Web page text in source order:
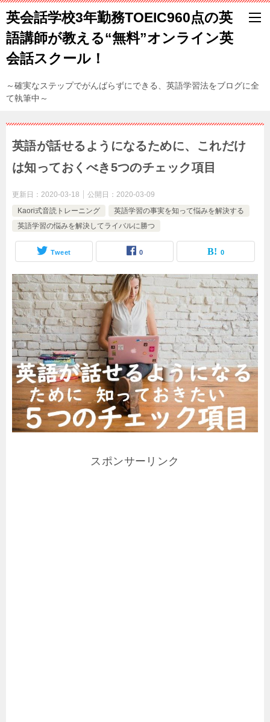
英会話学校3年勤務TOEIC960点の英
語講師が教える“無料”オンライン英
会話スクール！
～確実なステップでがんばらずにできる、英語学習法をブログに全
て執筆中～
英語が話せるようになるために、これだけ
は知っておくべき5つのチェック項目
更新日： 2020-03-18 公開日： 2020-03-09
Kaori式音読トレーニング
英語学習の事実を知って悩みを解決する
英語学習の悩みを解決してライバルに勝つ
Tweet 0 0
スポンサーリンク